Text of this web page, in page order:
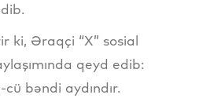
ki, Əraqçi “X” sosial
qeyd edib:
bəndi aydındır.